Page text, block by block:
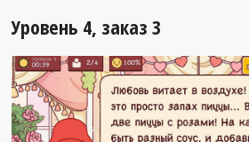
Уровень 4, заказ 3